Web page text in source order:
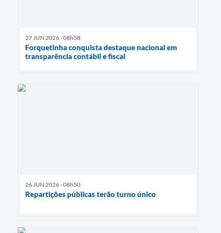
27 JUN 2026 - 08h58
Forquetinha conquista destaque nacional em
transparência contábil e fiscal
26 JUN 2026 - 08h50
Repartições públicas terão turno único